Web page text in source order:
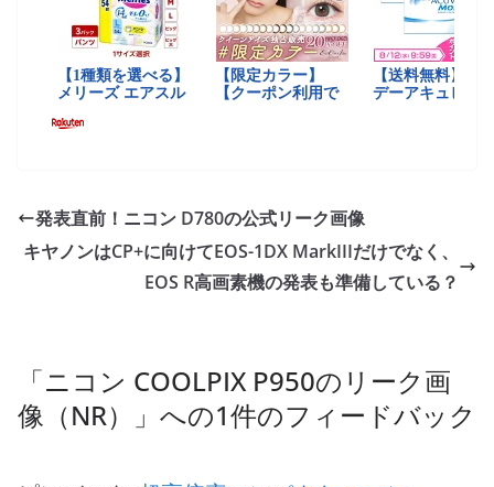
発表直前！ニコン D780の公式リーク画像
キヤノンはCP+に向けてEOS-1DX MarkIIIだけでなく、
EOS R高画素機の発表も準備している？
「ニコン COOLPIX P950のリーク画
像（NR）
」への1件のフィードバック